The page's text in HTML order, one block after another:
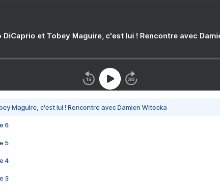
DiCaprio et Tobey Maguire, c'est lui ! Rencontre avec
Maguire, c'est lui ! Rencontre avec Damien Witecka
6
5
4
3